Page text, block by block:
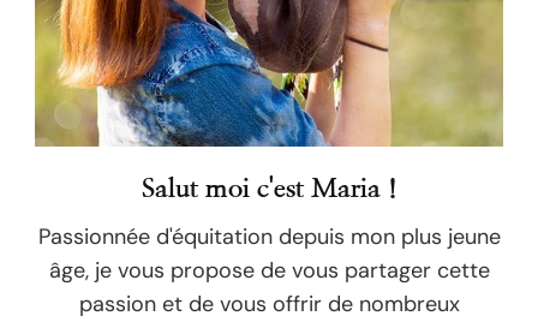
Salut moi c'est Maria !
Passionnée d'équitation depuis mon plus jeune
âge, je vous propose de vous partager cette
passion et de vous offrir de nombreux